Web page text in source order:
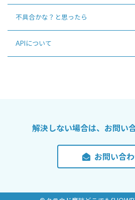
不具合かな？と思ったら
APIについて
解決しない場合は、お問い
お問い合